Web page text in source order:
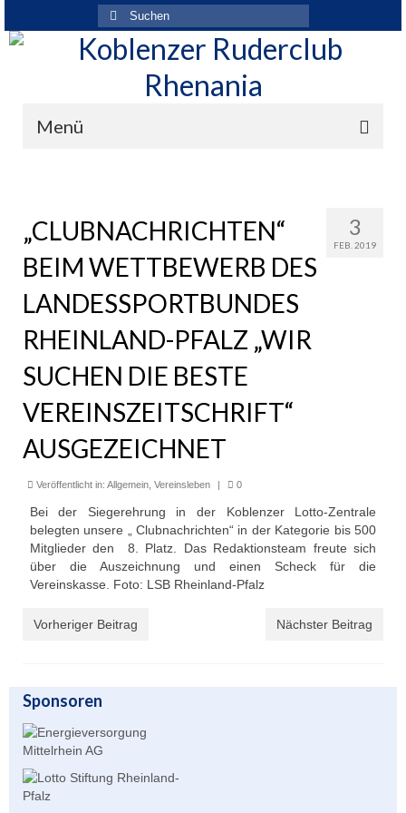
Suchen
nach:
Menü
Vereinskleidung
Unser Angebot
Masters Rudern
Drachenboot
Jugendrudern
Allgemeiner Ruderbetrieb/ Wanderrudern
Herzsport
Volleyball
Unser Bootshaus
3
FEB. 2019
„CLUBNACHRICHTEN“
BEIM WETTBEWERB DES
LANDESSPORTBUNDES
RHEINLAND-PFALZ „WIR
SUCHEN DIE BESTE
VEREINSZEITSCHRIFT“
AUSGEZEICHNET
Veröffentlicht in: Allgemein Vereinsleben | 0
Bei der Siegerehrung in der Koblenzer Lotto-Zentrale
belegten unsere „ Clubnachrichten“ in der Kategorie bis 500
Mitglieder den 8. Platz. Das Redaktionsteam freute sich
über die Auszeichnung und einen Scheck für die
Vereinskasse. Foto: LSB Rheinland-Pfalz
Vorheriger Beitrag Nächster Beitrag
Sponsoren